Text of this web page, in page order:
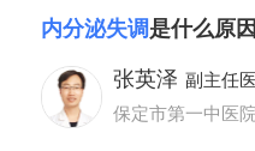
辣的食物，自然会导致内
情况，就要从饮食方面下
作息规律。人体一般在
内分泌失调是什么原
张英泽 副主任
保定市第一中医院